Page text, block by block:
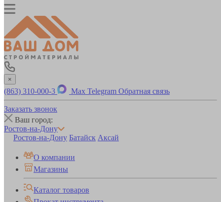
×
(863) 310-000-3 Max Telegram Обратная связь
Заказать звонок
Ваш город:
Ростов-на-Дону
Ростов-на-Дону Батайск Аксай
О компании
Магазины
Каталог товаров